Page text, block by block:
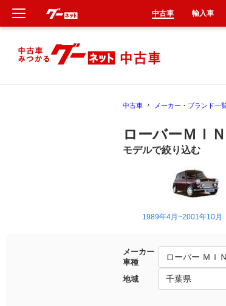
中古車 メーカー・ブランド一
ローバーＭＩ
モデルで絞り込む
1989年4月~2001年10月
メーカー
車種
ローバー ＭＩ
地域 千葉県
中古車 輸入車
新車